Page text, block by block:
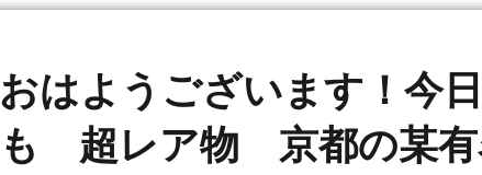
おはようございます！今
も 超レア物 京都の某